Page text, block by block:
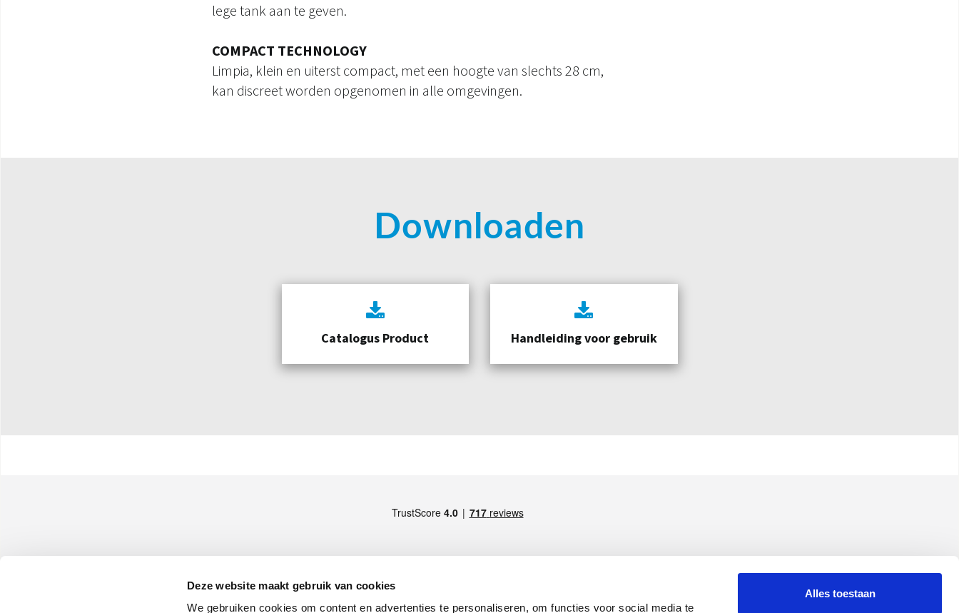
Deze website maakt gebruik van cookies
We gebruiken cookies om content en advertenties te personaliseren, om functies voor social media te
Alles toestaan
lege tank aan te geven.
COMPACT TECHNOLOGY
Limpia, klein en uiterst compact, met een hoogte van slechts 28 cm,
kan discreet worden opgenomen in alle omgevingen.
Downloaden
Catalogus Product Handleiding voor gebruik